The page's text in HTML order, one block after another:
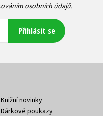
osobních údajů.
Přihlásit se
Knižní novinky
Dárkové poukazy